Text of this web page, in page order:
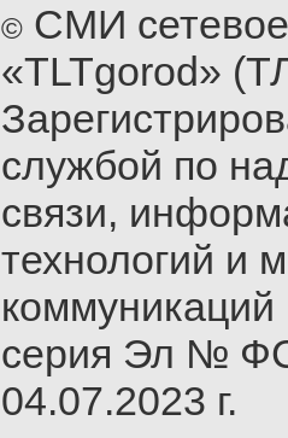
© СМИ
«TLTgorod»
службой по
связи,
технологий и
серия Эл №
04.07.2023 г.